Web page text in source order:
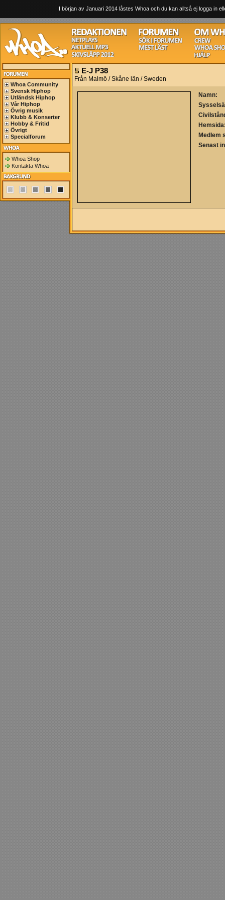
I början av Januari 2014 låstes Whoa och du kan alltså ej logga in
Whoa Community
Svensk Hiphop
Utländsk Hiphop
Vår Hiphop
Övrig musik
Klubb & Konserter
Hobby & Fritid
Övrigt
Specialforum
Whoa Shop
Kontakta Whoa
E-J P38
Från Malmö / Skåne län / Sweden
Namn:
Medlem
Senast